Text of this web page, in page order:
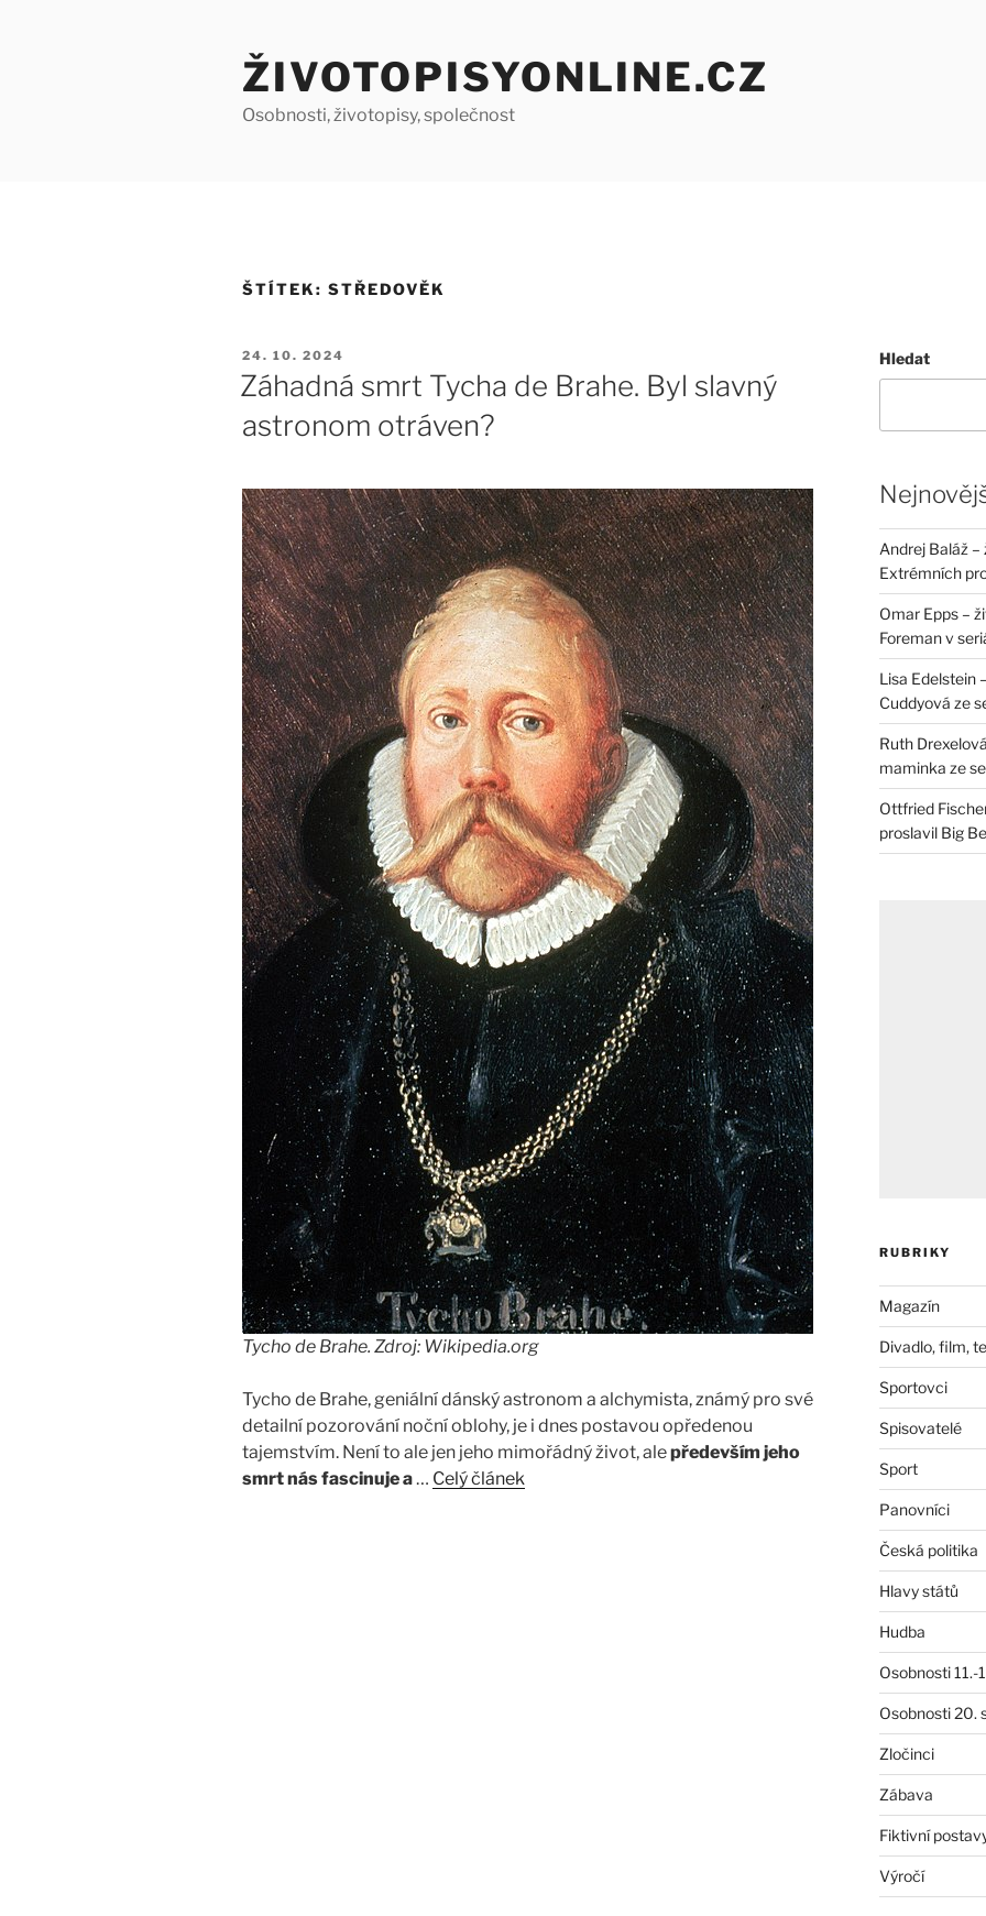
ŽIVOTOPISYONLINE.CZ
Osobnosti, životopisy, společnost
ŠTÍTEK: STŘEDOVĚK
PUBLIKOVÁNO
24. 10. 2024
Záhadná smrt Tycha de Brahe. Byl slavný
astronom otráven?
Tycho de Brahe. Zdroj: Wikipedia.org
Tycho de Brahe, geniální dánský astronom a alchymista, známý pro své
detailní pozorování noční oblohy, je i dnes postavou opředenou
tajemstvím. Není to ale jen jeho mimořádný život, alepředevším jeho
smrt nás fascinuje a… Celý článek
Hledat
Andrej Baláž
Extrémních
Omar Epps –
Foreman v
Lisa Edelstein
Cuddyová ze
Ruth
maminka ze
Ottfried
proslavil Big
RUBRIKY
Magazín
Divadlo, film,
Sportovci
Spisovatelé
Sport
Panovníci
Česká politika
Hlavy států
Hudba
Osobnosti 11.-
Osobnosti 20.
Zločinci
Zábava
Fiktivní
Výročí